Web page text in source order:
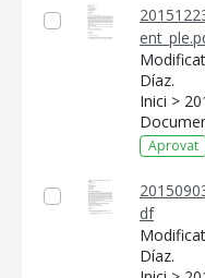
Díaz.
Inici >
Aprovat
df
Díaz.